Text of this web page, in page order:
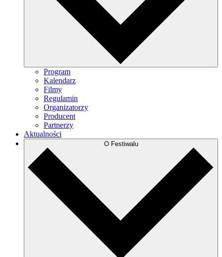
Program
Kalendarz
Filmy
Regulamin
Organizatorzy
Producent
Partnerzy
Aktualności
O Festiwalu